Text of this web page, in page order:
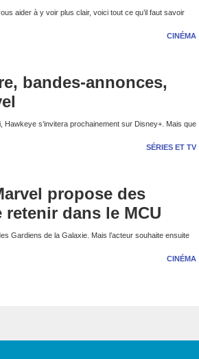
aider à y voir plus clair, voici tout ce qu’il faut savoir
CINÉMA
bandes-annonces,
s’invitera prochainement sur Disney+. Mais que
SÉRIES ET TV
propose des
dans le MCU
Gardiens de la Galaxie. Mais l’acteur souhaite ensuite
CINÉMA